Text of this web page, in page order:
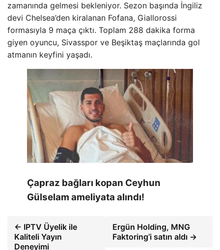
zamanında gelmesi bekleniyor. Sezon başında İngiliz
devi Chelsea’den kiralanan Fofana, Giallorossi
formasıyla 9 maça çıktı. Toplam 288 dakika forma
giyen oyuncu, Sivasspor ve Beşiktaş maçlarında gol
atmanın keyfini yaşadı.
Çapraz bağları kopan Ceyhun
Gülselam ameliyata alındı!
← IPTV Üyelik ile
Kaliteli Yayın
Deneyimi
Ergün Holding, MNG
Faktoring’i satın aldı →